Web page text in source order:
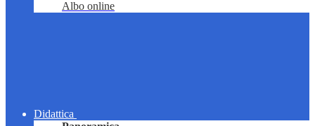
Albo online
Didattica